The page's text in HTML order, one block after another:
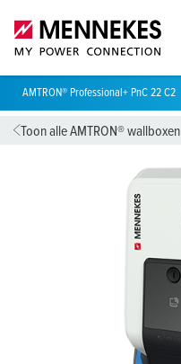
AMTRON® Professional+ PnC 22 C2
Toon alle AMTRON® wallboxen